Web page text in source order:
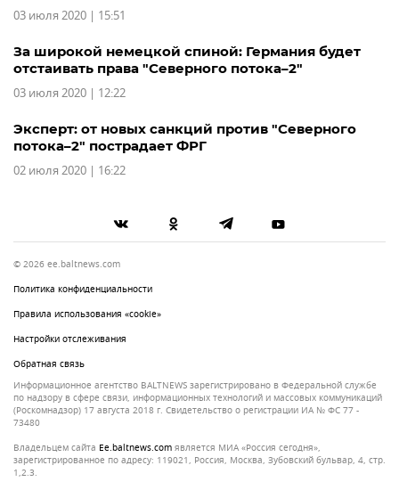
03 июля 2020 | 15:51
За широкой немецкой спиной: Германия будет
отстаивать права "Северного потока–2"
03 июля 2020 | 12:22
Эксперт: от новых санкций против "Северного
потока–2" пострадает ФРГ
02 июля 2020 | 16:22
© 2026 ee.baltnews.com
Политика конфиденциальности
Правила использования «cookie»
Настройки отслеживания
Обратная связь
Информационное агентство BALTNEWS зарегистрировано в Федеральной службе
по надзору в сфере связи, информационных технологий и массовых коммуникаций
(Роскомнадзор) 17 августа 2018 г. Свидетельство о регистрации ИА № ФС 77 -
73480
Владельцем сайта
ee.baltnews.com является МИА «Россия сегодня»,
зарегистрированное по адресу: 119021, Россия, Москва, Зубовский бульвар, 4, стр.
1,2.3.